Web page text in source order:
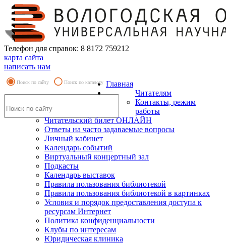
Телефон для справок: 8 8172 759212
карта сайта
написать нам
Поиск по сайту Поиск по каталогу Главная
Читателям
Контакты, режим
работы
Читательский билет ОНЛАЙН
Ответы на часто задаваемые вопросы
Личный кабинет
Календарь событий
Виртуальный концертный зал
Подкасты
Календарь выставок
Правила пользования библиотекой
Правила пользования библиотекой в картинках
Условия и порядок предоставления доступа к
ресурсам Интернет
Политика конфиденциальности
Клубы по интересам
Юридическая клиника